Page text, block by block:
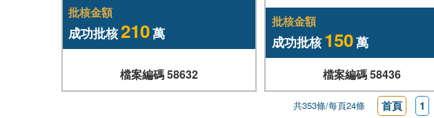
批核金額
成功批核210萬
檔案編碼 58632
批核金額
成功批核 150萬
檔案編碼 58436
共353條/每頁24條 首頁 1